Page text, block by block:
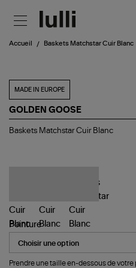
Accueil Baskets Matchstar Cuir Blanc
MADE IN EUROPE
GOLDEN GOOSE
Baskets
Baskets Matchstar Cuir Blanc
Pointure
Prendre une taille en-dessous de